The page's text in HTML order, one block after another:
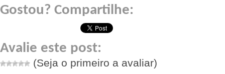
Gostou? Compartilhe:
Avalie este post:
(Seja o primeiro a avaliar)